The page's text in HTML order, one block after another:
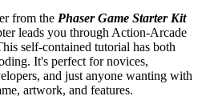
from the Phaser Game Starter Kit
leads you through Action-Arcade
self-contained tutorial has both
It's perfect for novices,
and just anyone wanting with
artwork, and features.